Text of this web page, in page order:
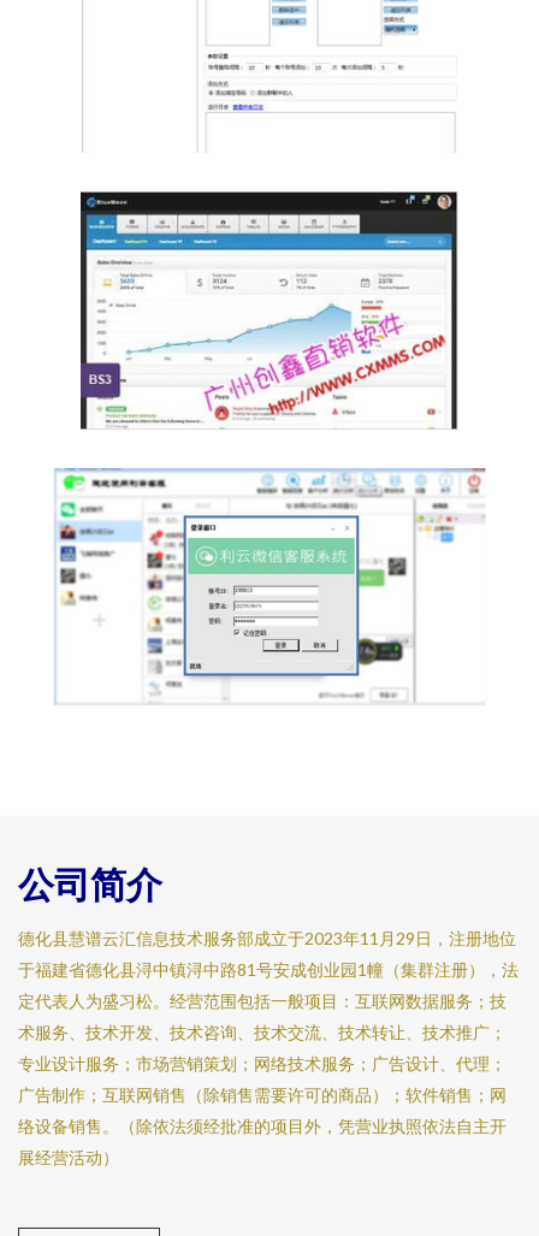
公司简介
德化县慧谱云汇信息技术服务部成立于2023年11月29日，注册地位
于福建省德化县浔中镇浔中路81号安成创业园1幢（集群注册），法
定代表人为盛习松。经营范围包括一般项目：互联网数据服务；技
术服务、技术开发、技术咨询、技术交流、技术转让、技术推广；
专业设计服务；市场营销策划；网络技术服务；广告设计、代理；
广告制作；互联网销售（除销售需要许可的商品）；软件销售；网
络设备销售。（除依法须经批准的项目外，凭营业执照依法自主开
展经营活动）